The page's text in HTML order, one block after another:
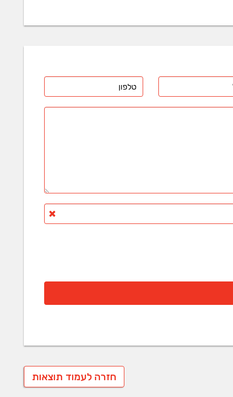
חזרה לעמוד תוצאות